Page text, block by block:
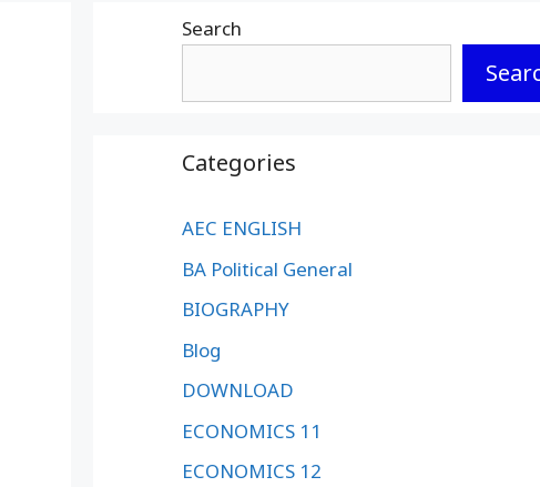
Search
Categories
AEC ENGLISH
BA Political General
BIOGRAPHY
Blog
DOWNLOAD
ECONOMICS 11
ECONOMICS 12